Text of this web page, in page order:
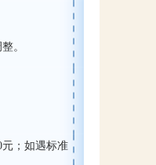
。
元；如遇标准